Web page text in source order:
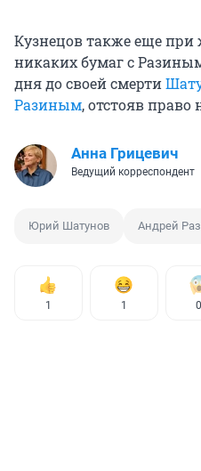
Кузнецов также еще при
никаких бумаг с
дня до своей смерти
Разиным, отстояв право
Анна Грицевич
Ведущий корреспондент
Юрий Шатунов Андрей
1 1 0